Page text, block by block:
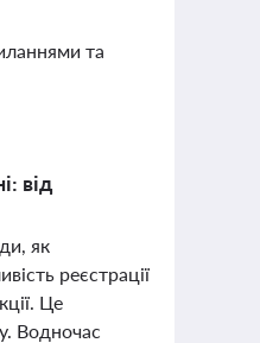
та
від
як
реєстрації
Це
Водночас